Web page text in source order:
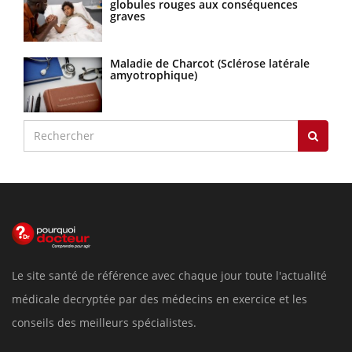
globules rouges aux conséquences
graves
Maladie de Charcot (Sclérose latérale
amyotrophique)
Le site santé de référence avec chaque jour toute l'actualité
médicale decryptée par des médecins en exercice et les
conseils des meilleurs spécialistes.